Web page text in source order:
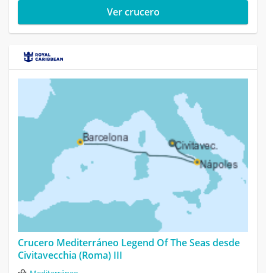
Ver crucero
Crucero Mediterráneo Legend Of The Seas desde
Civitavecchia (Roma) III